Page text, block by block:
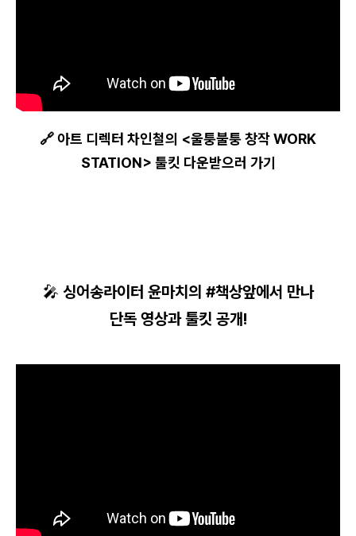
🔗 아트 디렉터 차인철의 <울퉁불퉁 창작 WORK
STATION> 툴킷 다운받으러 가기
🎤 싱어송라이터 윤마치의 #책상앞에서 만나
단독 영상과 툴킷 공개!